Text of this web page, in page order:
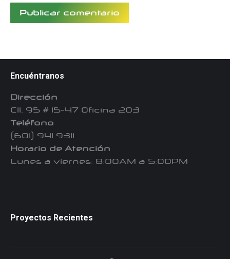
Publicar comentario
Encuéntranos
Dirección
Cll. 95 # 15-47 Oficina 203
Teléfono
(601) 941 9311
Horario de Atención
Lunes a viernes: 8:00AM a 5:00PM
Proyectos Recientes